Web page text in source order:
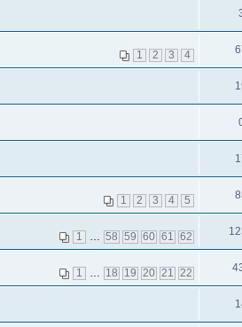
1 2 3 4
1 2 3 4 5
1 … 58 59 60 61 62
1 … 18 19 20 21 22